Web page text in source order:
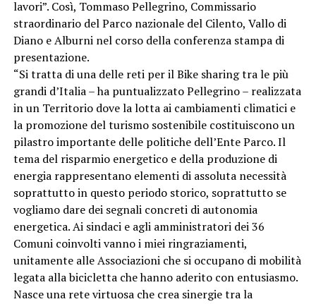
lavori”. Così, Tommaso Pellegrino, Commissario
straordinario del Parco nazionale del Cilento, Vallo di
Diano e Alburni nel corso della conferenza stampa di
presentazione.
“Si tratta di una delle reti per il Bike sharing tra le più
grandi d’Italia – ha puntualizzato Pellegrino – realizzata
in un Territorio dove la lotta ai cambiamenti climatici e
la promozione del turismo sostenibile costituiscono un
pilastro importante delle politiche dell’Ente Parco. Il
tema del risparmio energetico e della produzione di
energia rappresentano elementi di assoluta necessità
soprattutto in questo periodo storico, soprattutto se
vogliamo dare dei segnali concreti di autonomia
energetica. Ai sindaci e agli amministratori dei 36
Comuni coinvolti vanno i miei ringraziamenti,
unitamente alle Associazioni che si occupano di mobilità
legata alla bicicletta che hanno aderito con entusiasmo.
Nasce una rete virtuosa che crea sinergie tra la